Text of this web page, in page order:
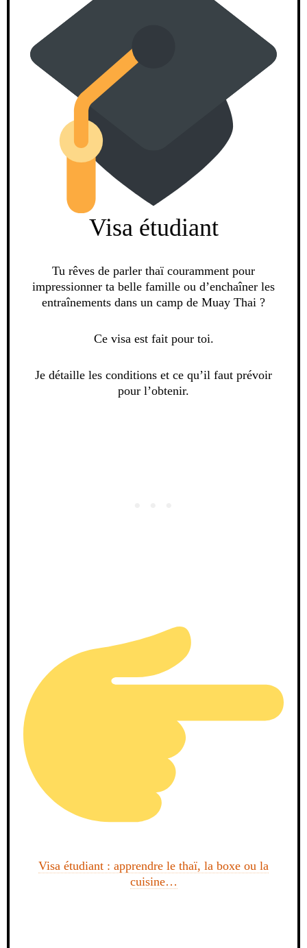
Visa étudiant
Tu rêves de parler thaï couramment pour
impressionner ta belle famille ou d’enchaîner les
entraînements dans un camp de Muay Thai ?
Ce visa est fait pour toi.
Je détaille les conditions et ce qu’il faut prévoir
pour l’obtenir.
Visa étudiant : apprendre le thaï, la boxe ou la
cuisine…